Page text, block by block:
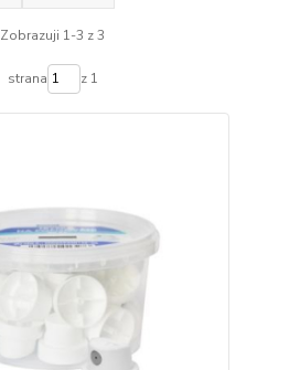
Zobrazuji 1-3 z 3
strana z 1